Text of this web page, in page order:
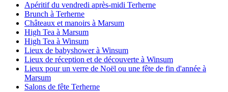
Apéritif du vendredi après-midi Terherne
Brunch à Terherne
Châteaux et manoirs à Marsum
High Tea à Marsum
High Tea à Winsum
Lieux de babyshower à Winsum
Lieux de réception et de découverte à Winsum
Lieux pour un verre de Noël ou une fête de fin d'année à
Marsum
Salons de fête Terherne